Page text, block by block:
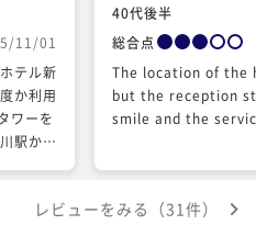
11/01
テル新
か利用
ワーを
駅から
よりも
40代後半
総合点
The location of the
but the reception
smile and the
レビューをみる（31件）